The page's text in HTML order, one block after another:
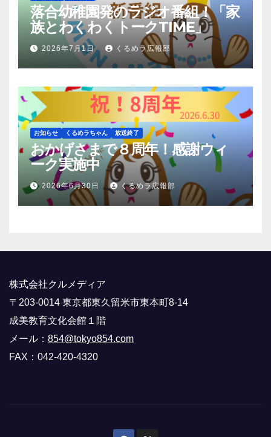
落合幼稚園発のラジオ番組！「家
族とわくわくトークTIME」
2026年7月1日 くるめラ広報部
お知らせ くるめラちゃん 放送終了
おかげさまで８周年！感謝ウィ
ーク実施中
2026年6月30日 くるめラ広報部
株式会社クルメディア
〒203-0014 東京都東久留米市東本町8-14
成美教育文化会館１階
メール： 854@tokyo854.com
FAX：042-420-4320